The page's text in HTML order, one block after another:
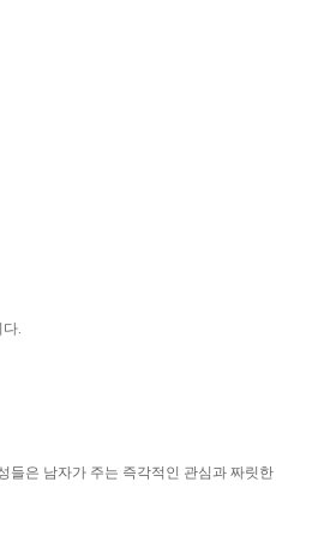
.
들은 남자가 주는 즉각적인 관심과 짜릿한